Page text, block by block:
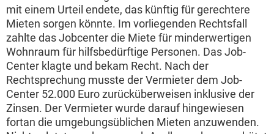
mit einem Urteil endete, das künftig für gerechtere
Mieten sorgen könnte. Im vorliegenden Rechtsfall
zahlte das Jobcenter die Miete für minderwertigen
Wohnraum für hilfsbedürftige Personen. Das Job-
Center klagte und bekam Recht. Nach der
Rechtsprechung musste der Vermieter dem Job-
Center 52.000 Euro zurücküberweisen inklusive der
Zinsen. Der Vermieter wurde darauf hingewiesen
fortan die umgebungsüblichen Mieten anzuwenden.